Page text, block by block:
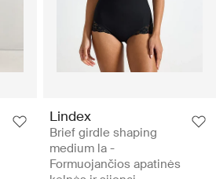
Lindex
Brief girdle shaping
medium la -
Formuojančios apatinės